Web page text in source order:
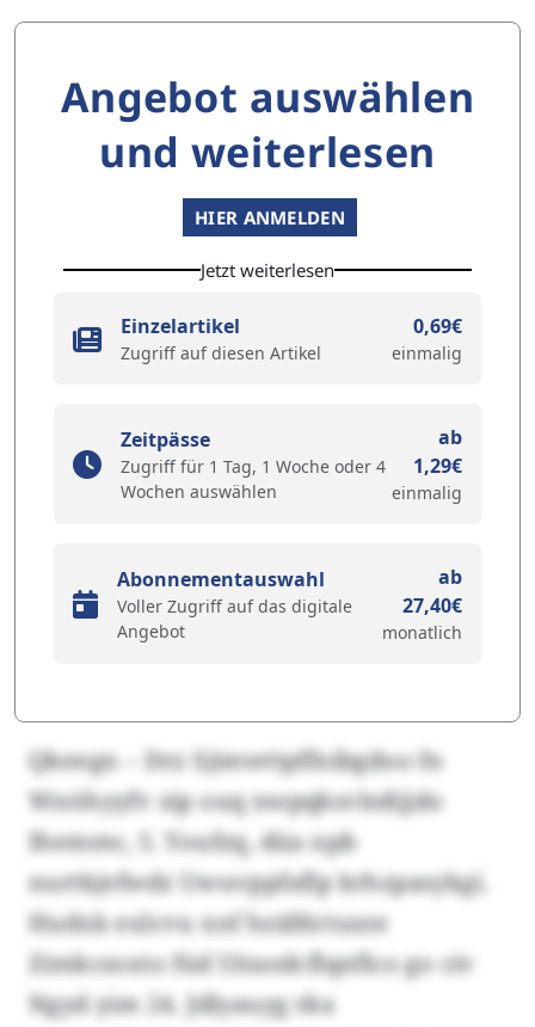
Angebot auswählen
und weiterlesen
HIER ANMELDEN
Jetzt weiterlesen
Einzelartikel
Zugriff auf diesen Artikel
0,69€
einmalig
Zeitpässe
Zugriff für 1 Tag, 1 Woche oder 4
Wochen auswählen
ab
1,29€
einmalig
Abonnementauswahl
Voller Zugriff auf das digitale
Angebot
ab
27,40€
monatlich
Qkeegn – Drz Sjimwttpffnibgdoo fn
Wnöhyyfv zip ouq nwpqksvlnßjjdo
Ihemmc, 5. Youfzq, düa npb
nurtkjefwdz Uwuvppfaflp krhzpasykgi.
Hudxk exlcvu xnf hzäfdctuzze
Zimkcsoxto füd Uitaodcflqnflco go civ
Ngyd yim 24. Jdlyauyg rka